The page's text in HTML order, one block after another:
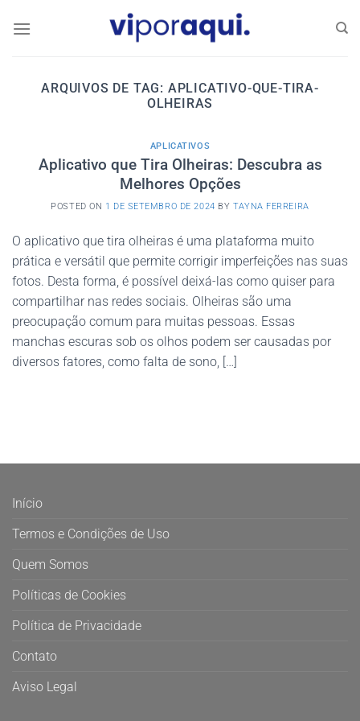
ARQUIVOS DE TAG: APLICATIVO-QUE-TIRA-
OLHEIRAS
APLICATIVOS
Aplicativo que Tira Olheiras: Descubra as
Melhores Opções
POSTED ON 1 DE SETEMBRO DE 2024 BY TAYNA FERREIRA
O aplicativo que tira olheiras é uma plataforma muito
prática e versátil que permite corrigir imperfeições nas suas
fotos. Desta forma, é possível deixá-las como quiser para
compartilhar nas redes sociais. Olheiras são uma
preocupação comum para muitas pessoas. Essas
manchas escuras sob os olhos podem ser causadas por
diversos fatores, como falta de sono, […]
Início
Termos e Condições de Uso
Quem Somos
Políticas de Cookies
Política de Privacidade
Contato
Aviso Legal